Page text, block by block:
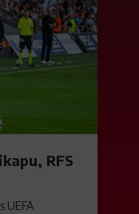
RFS
UEFA